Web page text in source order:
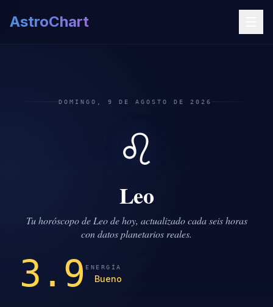
AstroChart
DOMINGO, 9 DE AGOSTO DE 2026
♌
Leo
Tu horóscopo de Leo de hoy, actualizado cada seis horas
con datos planetarios reales.
3.9 ENERGÍA
Bueno